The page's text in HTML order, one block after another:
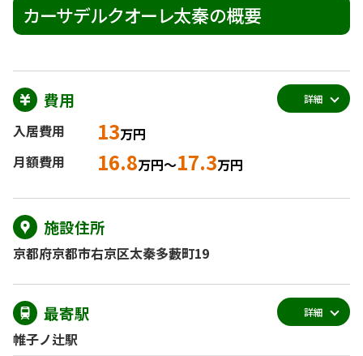
カーサデルクオーレ太秦の概要
費用
入居費用 13万円
月額費用
16.8万円～17.3万円
詳細
施設住所
京都府京都市右京区太秦多藪町19
最寄駅
帷子ノ辻駅
詳細